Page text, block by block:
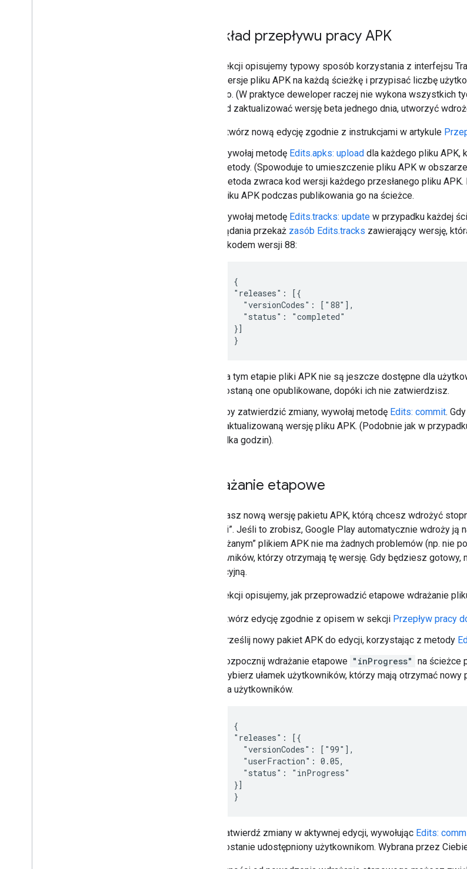
Przykład przepływu pracy APK
W tej sekcji opisujemy typowy sposób korzystania z interfejsu
nowe wersje pliku APK na każdą ścieżkę i przypisać liczbę
etapowo. (W praktyce deweloper raczej nie wykona wszystkich
przykład zaktualizować wersję beta jednego dnia, utworzyć
Otwórz nową edycję zgodnie z instrukcjami w artykule
Wywołaj metodę Edits.apks: upload dla każdego pliku APK,
metody. (Spowoduje to umieszczenie pliku APK w
Metoda zwraca kod wersji każdego przesłanego pliku
pliku APK podczas publikowania go na ścieżce.
Wywołaj metodę Edits.tracks: update w przypadku każdej
żądania przekaż zasób Edits.tracks zawierający wersję,
z kodem wersji 88:
{
"releases": [{
  "versionCodes": ["88"],
  "status": "completed"
}]
}
Na tym etapie pliki APK nie są jeszcze dostępne dla
zostaną one opublikowane, dopóki ich nie zatwierdzisz.
Aby zatwierdzić zmiany, wywołaj metodę Edits: commit.
zaktualizowaną wersję pliku APK. (Podobnie jak w
kilka godzin).
Wdrażanie etapowe
Jeśli masz nową wersję pakietu APK, którą chcesz wdrożyć
etapami”. Jeśli to zrobisz, Google Play automatycznie wdroży
z „wdrażanym” plikiem APK nie ma żadnych problemów (np.
użytkowników, którzy otrzymają tę wersję. Gdy będziesz
produkcyjną.
W tej sekcji opisujemy, jak przeprowadzić etapowe wdrażanie
Utwórz edycję zgodnie z opisem w sekcji Przepływ pracy
Prześlij nowy pakiet APK do edycji, korzystając z metody
Rozpocznij wdrażanie etapowe "inProgress" na ścieżce
Wybierz ułamek użytkowników, którzy mają otrzymać
dla użytkowników.
{
"releases": [{
  "versionCodes": ["99"],
  "userFraction": 0.05,
  "status": "inProgress"
}]
}
Zatwierdź zmiany w aktywnej edycji, wywołując Edits:
zostanie udostępniony użytkownikom. Wybrana przez